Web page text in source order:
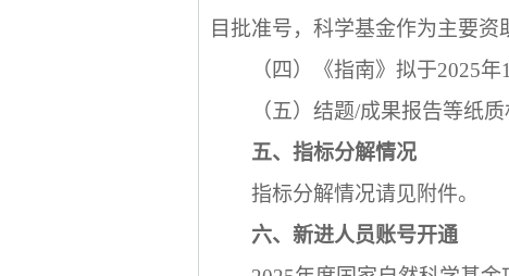
目批准号，科学基金作为主要
（四）《指南》拟于2025年1
（五）结题/成果报告等纸质
五、指标分解情况
指标分解情况请见附件。
六、新进人员账号开通